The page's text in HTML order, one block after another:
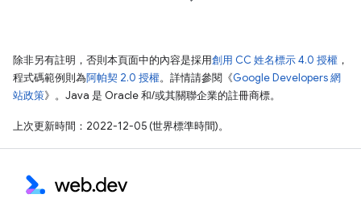
除非另有註明，否則本頁面中的內容是採用創用 CC 姓名標示 4.0 授權 ，
程式碼範例則為阿帕契 2.0 授權。詳情請參閱《Google Developers 網
站政策》。Java 是 Oracle 和/或其關聯企業的註冊商標。
上次更新時間：2022-12-05 (世界標準時間)。